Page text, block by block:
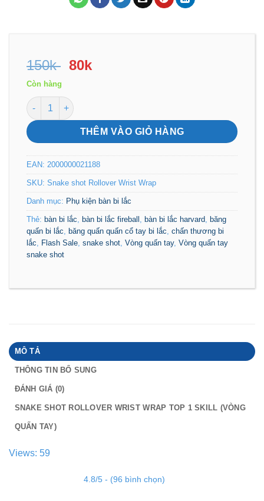
150k Giá
150k .
80k
80k .
Còn hàng
Snake shot Rollover Wrist Wrap Top 1 băng quấn quấn
THÊM VÀO GIỎ HÀNG
EAN: 2000000021188
SKU: Snake shot Rollover Wrist Wrap
Danh mục: Phụ kiện bàn bi lắc
Thẻ: bàn bi lắc bàn bi lắc fireball bàn bi lắc harvard băng
quấn bi lắc băng quấn quấn cổ tay bi lắc chấn thương bi
lắc
Flash Sale snake shot Vòng quấn tay, Vòng quấn tay
snake shot
MÔ TẢ
THÔNG TIN BỔ SUNG
ĐÁNH GIÁ (0)
SNAKE SHOT ROLLOVER WRIST WRAP TOP 1 SKILL (VÒNG
QUẤN TAY)
Views: 59
4.8/5 - (96 bình chọn)